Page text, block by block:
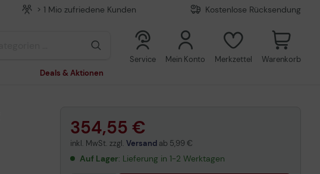
> 1 Mio zufriedene Kunden Kostenlose Rücksendung
Deals & Aktionen
Service Mein Konto Merkzettel Warenkorb
354,55 €
inkl. MwSt. zzgl. Versandab 5,99 €
Auf Lager: Lieferung in 1-2 Werktagen